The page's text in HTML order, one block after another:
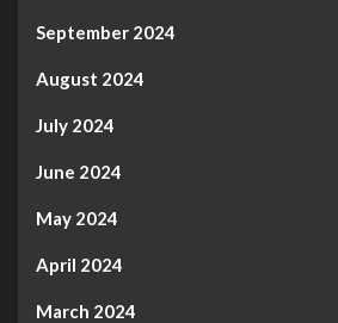
September 2024
August 2024
July 2024
June 2024
May 2024
April 2024
March 2024